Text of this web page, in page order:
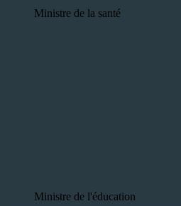
Ministre de la santé
Ministre de l'éducation